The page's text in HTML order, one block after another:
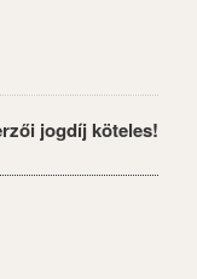
jogdíj köteles!